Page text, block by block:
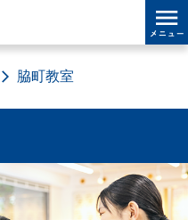
脇町教室